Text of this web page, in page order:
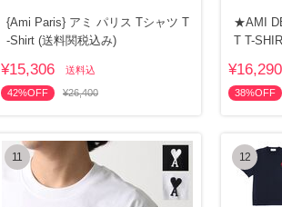
{Ami Paris} アミ パリス Tシャツ T
-Shirt (送料関税込み)
¥15,306 送料込
42%OFF ¥26,400
★AMI
T T-
¥16,290
38%OFF
11 12